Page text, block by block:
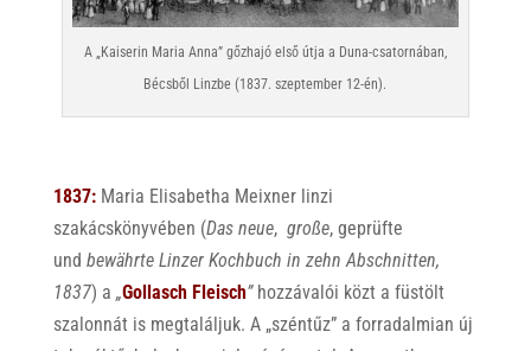
A „Kaiserin Maria Anna” gőzhajó első útja a Duna-csatornában,
Bécsből Linzbe (1837. szeptember 12-én).
1837:Maria Elisabetha Meixner linzi
szakácskönyvében (Das neue, große, geprüfte
und bewährte Linzer Kochbuch in zehn Abschnitten,
1837) a „Gollasch Fleisch”hozzávalói közt a füstölt
szalonnát is megtaláljuk. A „széntűz” a forradalmian új